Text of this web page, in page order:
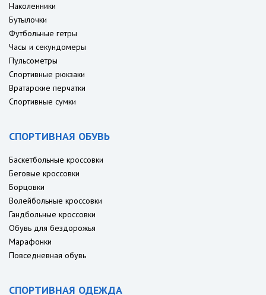
Наколенники
Бутылочки
Футбольные гетры
Часы и секундомеры
Пульсометры
Спортивные рюкзаки
Вратарские перчатки
Спортивные сумки
СПОРТИВНАЯ ОБУВЬ
Баскетбольные кроссовки
Беговые кроссовки
Борцовки
Волейбольные кроссовки
Гандбольные кроссовки
Обувь для бездорожья
Марафонки
Повседневная обувь
СПОРТИВНАЯ ОДЕЖДА